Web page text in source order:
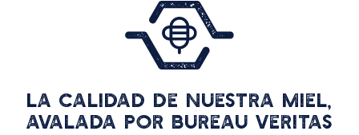
La calidad de nuestra miel,
avalada por Bureau Veritas